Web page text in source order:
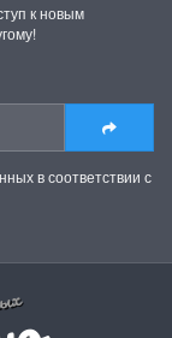
к новым
в соответствии с